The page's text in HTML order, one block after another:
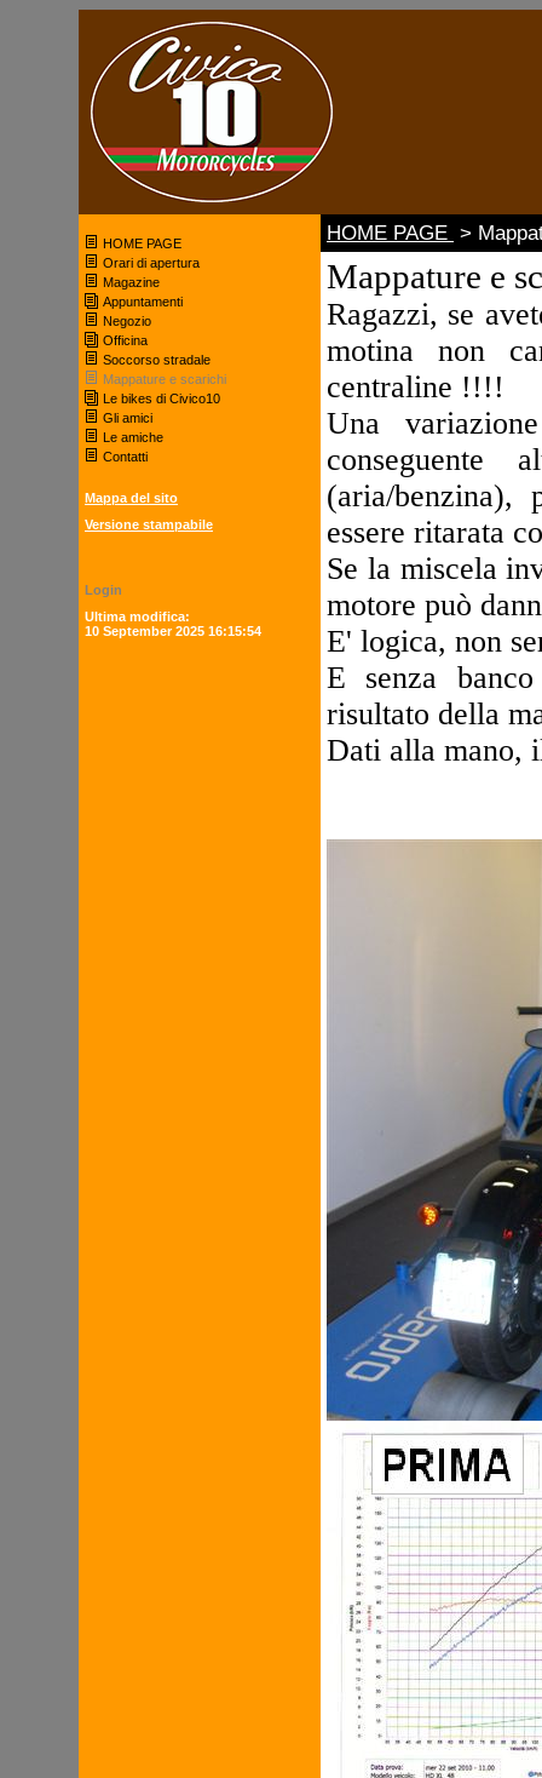
HOME PAGE
Orari di apertura
Magazine
Appuntamenti
Negozio
Officina
Soccorso stradale
Mappature e scarichi
Le bikes di Civico10
Gli amici
Le amiche
Contatti
Mappa del sito
Versione stampabile
Login
Ultima modifica:
10 September 2025 16:15:54
HOME PAGE >
Mappature e
Ragazzi, se
motina non
centraline !!!!
Una
conseguente
(aria/
essere ritarata
Se la miscela
motore può
E' logica, non
E senza
risultato della
Dati alla mano,